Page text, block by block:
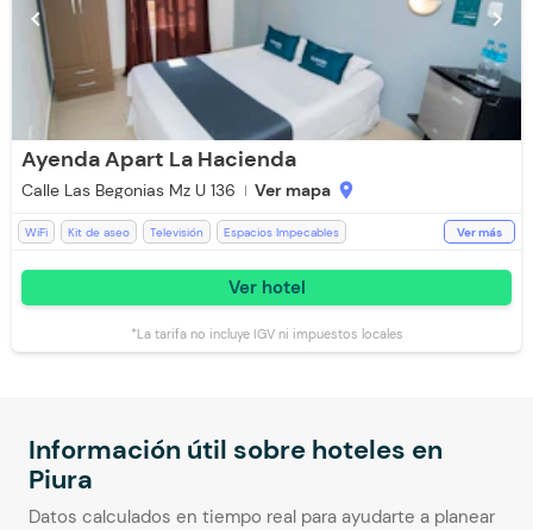
chevron_left chevron_right
Ayenda Apart La Hacienda
Calle Las Begonias Mz U 136 Ver mapa location_on
WiFi Kit de aseo Televisión
Espacios Impecables
Ver más
Ver hotel
*La tarifa no incluye IGV ni impuestos locales
Información útil sobre hoteles en
Piura
Datos calculados en tiempo real para ayudarte a planear